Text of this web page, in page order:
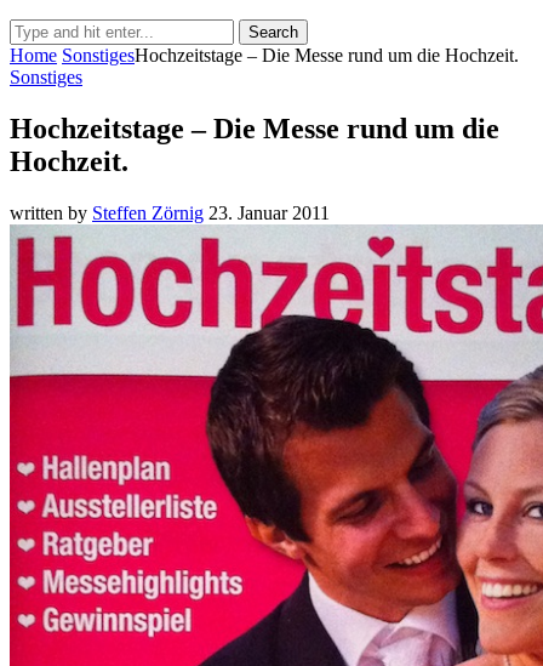
Search
Home SonstigesHochzeitstage – Die Messe rund um die Hochzeit.
Sonstiges
Hochzeitstage – Die Messe rund um die
Hochzeit.
written by Steffen Zörnig 23. Januar 2011